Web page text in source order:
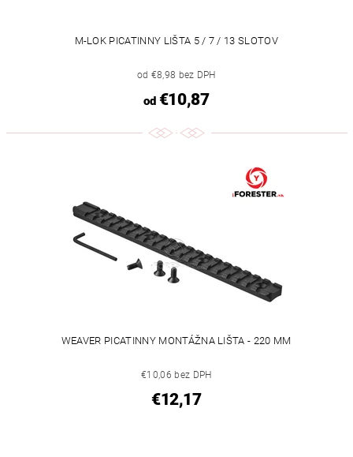
M-LOK PICATINNY LIŠTA 5 / 7 / 13 SLOTOV
od €8,98 bez DPH
od€10,87
WEAVER PICATINNY MONTÁŽNA LIŠTA - 220 MM
€10,06 bez DPH
€12,17